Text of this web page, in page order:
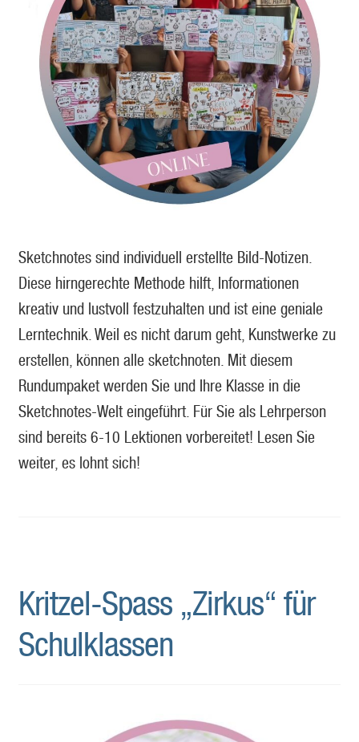
Sketchnotes sind individuell erstellte Bild-Notizen.
Diese hirngerechte Methode hilft, Informationen
kreativ und lustvoll festzuhalten und ist eine geniale
Lerntechnik. Weil es nicht darum geht, Kunstwerke zu
erstellen, können alle sketchnoten. Mit diesem
Rundumpaket werden Sie und Ihre Klasse in die
Sketchnotes-Welt eingeführt. Für Sie als Lehrperson
sind bereits 6-10 Lektionen vorbereitet! Lesen Sie
weiter, es lohnt sich!
Kritzel-Spass „Zirkus“ für
Schulklassen